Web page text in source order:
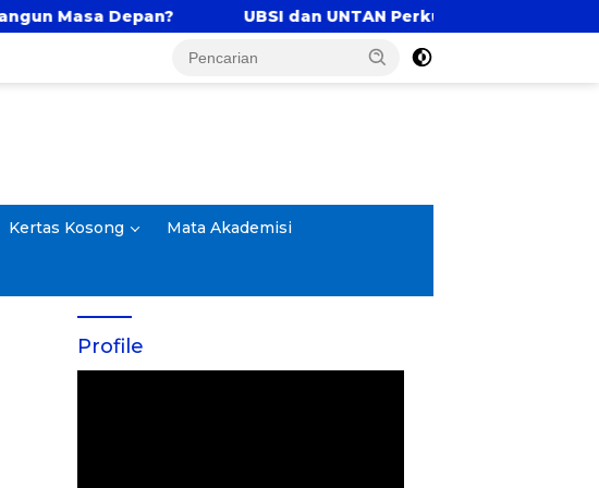
UBSI dan UNTAN Perkuat Tri Dharma Lewat Kolaborasi
Kertas Kosong Mata Akademisi
Profile